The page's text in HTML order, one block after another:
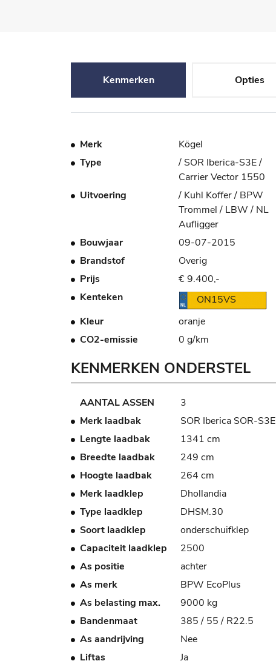
Kenmerken Opties
Merk
Kögel
Type
/ SOR Iberica-S3E /
Carrier Vector 1550
Uitvoering
/ Kuhl Koffer / BPW
Trommel / LBW / NL
Aufligger
Bouwjaar
09-07-2015
Brandstof
Overig
Prijs
€ 9.400,-
Kenteken
ON15VS
Kleur
oranje
CO2-emissie
0 g/km
KENMERKEN ONDERSTEL
AANTAL ASSEN
3
Merk laadbak
SOR Iberica SOR-S3E
Lengte laadbak
1341 cm
Breedte laadbak
249 cm
Hoogte laadbak
264 cm
Merk laadklep
Dhollandia
Type laadklep
DHSM.30
Soort laadklep
onderschuifklep
Capaciteit laadklep
2500
As positie
achter
As merk
BPW EcoPlus
As belasting max.
9000 kg
Bandenmaat
385 / 55 / R22.5
As aandrijving
Nee
Liftas
Ja